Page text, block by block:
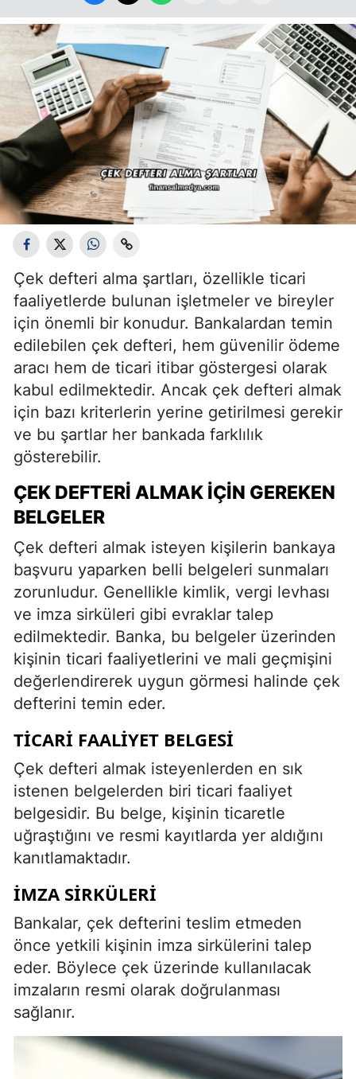
Çek defteri alma şartları, özellikle ticari
faaliyetlerde bulunan işletmeler ve bireyler
için önemli bir konudur. Bankalardan temin
edilebilen çek defteri, hem güvenilir ödeme
aracı hem de ticari itibar göstergesi olarak
kabul edilmektedir. Ancak çek defteri almak
için bazı kriterlerin yerine getirilmesi gerekir
ve bu şartlar her bankada farklılık
gösterebilir.
ÇEK DEFTERI ALMAK İÇIN GEREKEN
BELGELER
Çek defteri almak isteyen kişilerin bankaya
başvuru yaparken belli belgeleri sunmaları
zorunludur. Genellikle kimlik, vergi levhası
ve imza sirküleri gibi evraklar talep
edilmektedir. Banka, bu belgeler üzerinden
kişinin ticari faaliyetlerini ve mali geçmişini
değerlendirerek uygun görmesi halinde çek
defterini temin eder.
TICARI FAALIYET BELGESI
Çek defteri almak isteyenlerden en sık
istenen belgelerden biri ticari faaliyet
belgesidir. Bu belge, kişinin ticaretle
uğraştığını ve resmi kayıtlarda yer aldığını
kanıtlamaktadır.
İMZA SIRKÜLERI
Bankalar, çek defterini teslim etmeden
önce yetkili kişinin imza sirkülerini talep
eder. Böylece çek üzerinde kullanılacak
imzaların resmi olarak doğrulanması
sağlanır.